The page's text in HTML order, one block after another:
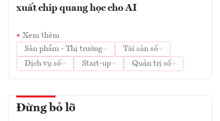
xuất chip quang học cho AI
Xem thêm
Sản phẩm - Thị trường
Tài sản số
Dịch vụ số
Start-up Quản trị số
Đừng bỏ lỡ